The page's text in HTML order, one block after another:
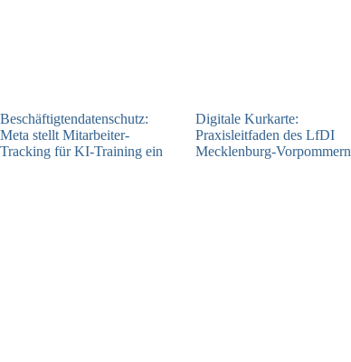
Beschäftigtendatenschutz:
Meta stellt Mitarbeiter-
Tracking für KI-Training ein
Digitale Kurkarte:
Praxisleitfaden des LfDI
Mecklenburg-Vorpommern